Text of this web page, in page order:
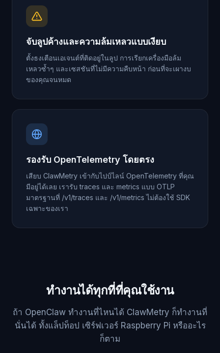
จับลูปค้างและความล้มเหลวแบบเงียบ
ตั้งธงเตือนเอเจนต์ที่ติดอยู่ในลูป การเรียกเครื่องมือล้ม
เหลวซ้ำๆ และเซสชันที่ไม่มีความคืบหน้า ก่อนที่จะเผางบ
ของคุณจนหมด
รองรับ OpenTelemetry โดยตรง
เสียบ ClawMetry เข้ากับไปป์ไลน์ OpenTelemetry ที่คุณ
มีอยู่ได้เลย เรารับ traces และ metrics แบบ OTLP
มาตรฐานที่ /v1/traces และ /v1/metrics ไม่ต้องใช้ SDK
เฉพาะของเรา
ทำงานได้ทุกที่ที่คุณใช้งาน
ถ้า OpenClaw ทำงานที่ไหนได้ ClawMetry ก็ทำงานที่
นั่นได้ ทั้งแล็ปท็อป เซิร์ฟเวอร์ Raspberry Pi หรืออะไร
ก็ตาม